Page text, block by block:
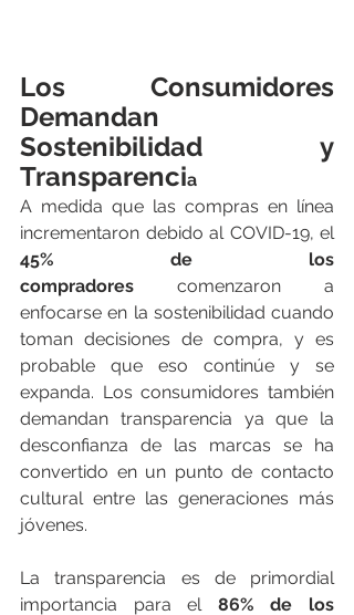
Los Consumidores
Demandan
Sostenibilidad y
Transparencia
A medida que las compras en línea
incrementaron debido al COVID-19, el
45% de los
compradores comenzaron a
enfocarse en la sostenibilidad cuando
toman decisiones de compra, y es
probable que eso continúe y se
expanda. Los consumidores también
demandan transparencia ya que la
desconfianza de las marcas se ha
convertido en un punto de contacto
cultural entre las generaciones más
jóvenes.
La transparencia es de primordial
importancia para el 86% de los